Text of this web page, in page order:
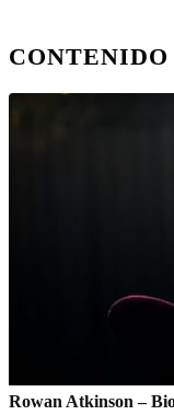
Rowan Atkinson –